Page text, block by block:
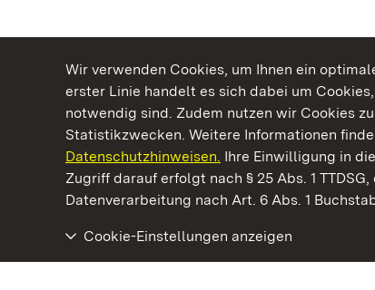
Wir verwenden Cookies, um Ihnen ein
erster Linie handelt es sich dabei um
notwendig sind. Zudem nutzen wir Cookies
Statistikzwecken. Weitere Informationen
Datenschutzhinweisen. Ihre Einwilligung in
Zugriff darauf erfolgt nach § 25 Abs. 1
Datenverarbeitung nach Art. 6 Abs. 1
Cookie-Einstellungen anzeigen
Kommen. Staunen. Genießen.